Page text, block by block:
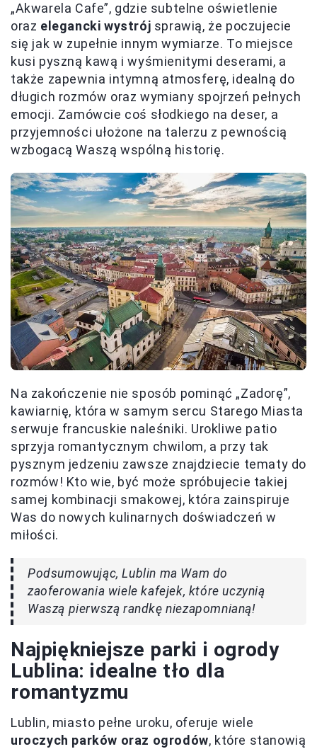
„Akwarela Cafe”, gdzie subtelne oświetlenie
oraz elegancki wystrój sprawią, że poczujecie
się jak w zupełnie innym wymiarze. To miejsce
kusi pyszną kawą i wyśmienitymi deserami, a
także zapewnia intymną atmosferę, idealną do
długich rozmów oraz wymiany spojrzeń pełnych
emocji. Zamówcie coś słodkiego na deser, a
przyjemności ułożone na talerzu z pewnością
wzbogacą Waszą wspólną historię.
Na zakończenie nie sposób pominąć „Zadorę”,
kawiarnię, która w samym sercu Starego Miasta
serwuje francuskie naleśniki. Urokliwe patio
sprzyja romantycznym chwilom, a przy tak
pysznym jedzeniu zawsze znajdziecie tematy do
rozmów! Kto wie, być może spróbujecie takiej
samej kombinacji smakowej, która zainspiruje
Was do nowych kulinarnych doświadczeń w
miłości.
Podsumowując, Lublin ma Wam do
zaoferowania wiele kafejek, które uczynią
Waszą pierwszą randkę niezapomnianą!
Najpiękniejsze parki i ogrody
Lublina: idealne tło dla
romantyzmu
Lublin, miasto pełne uroku, oferuje wiele
uroczych parków oraz ogrodów, które stanowią